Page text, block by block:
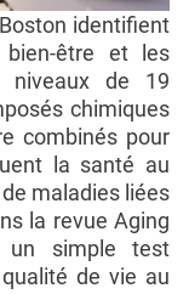
identifient
être et les
niveaux de 19
chimiques
combinés pour
la santé au
maladies liées
la revue Aging
un simple test
de vie au